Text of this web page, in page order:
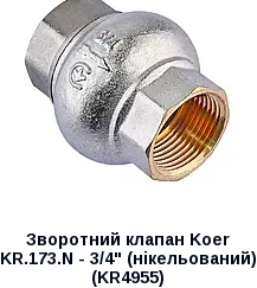
Зворотний клапан Koer
KR.173.N - 3/4" (нікельований)
(KR4955)